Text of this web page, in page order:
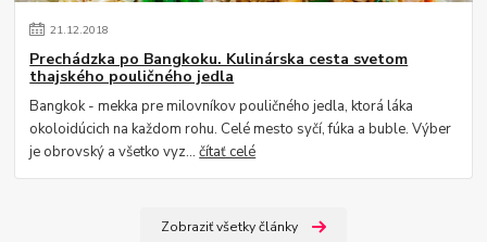
21.12.2018
Prechádzka po Bangkoku. Kulinárska cesta svetom
thajského pouličného jedla
Bangkok - mekka pre milovníkov pouličného jedla, ktorá láka
okoloidúcich na každom rohu. Celé mesto syčí, fúka a buble. Výber
je obrovský a všetko vyz...čítať celé
Zobraziť všetky články